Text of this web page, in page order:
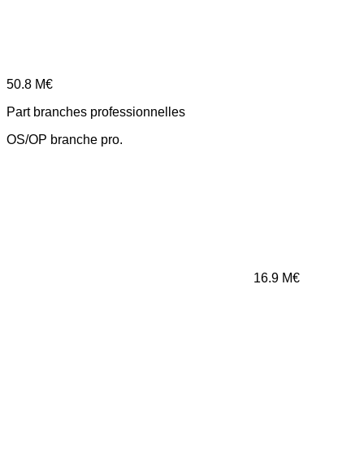
50.8 M€
Part branches professionnelles
OS/OP branche pro.
16.9 M€